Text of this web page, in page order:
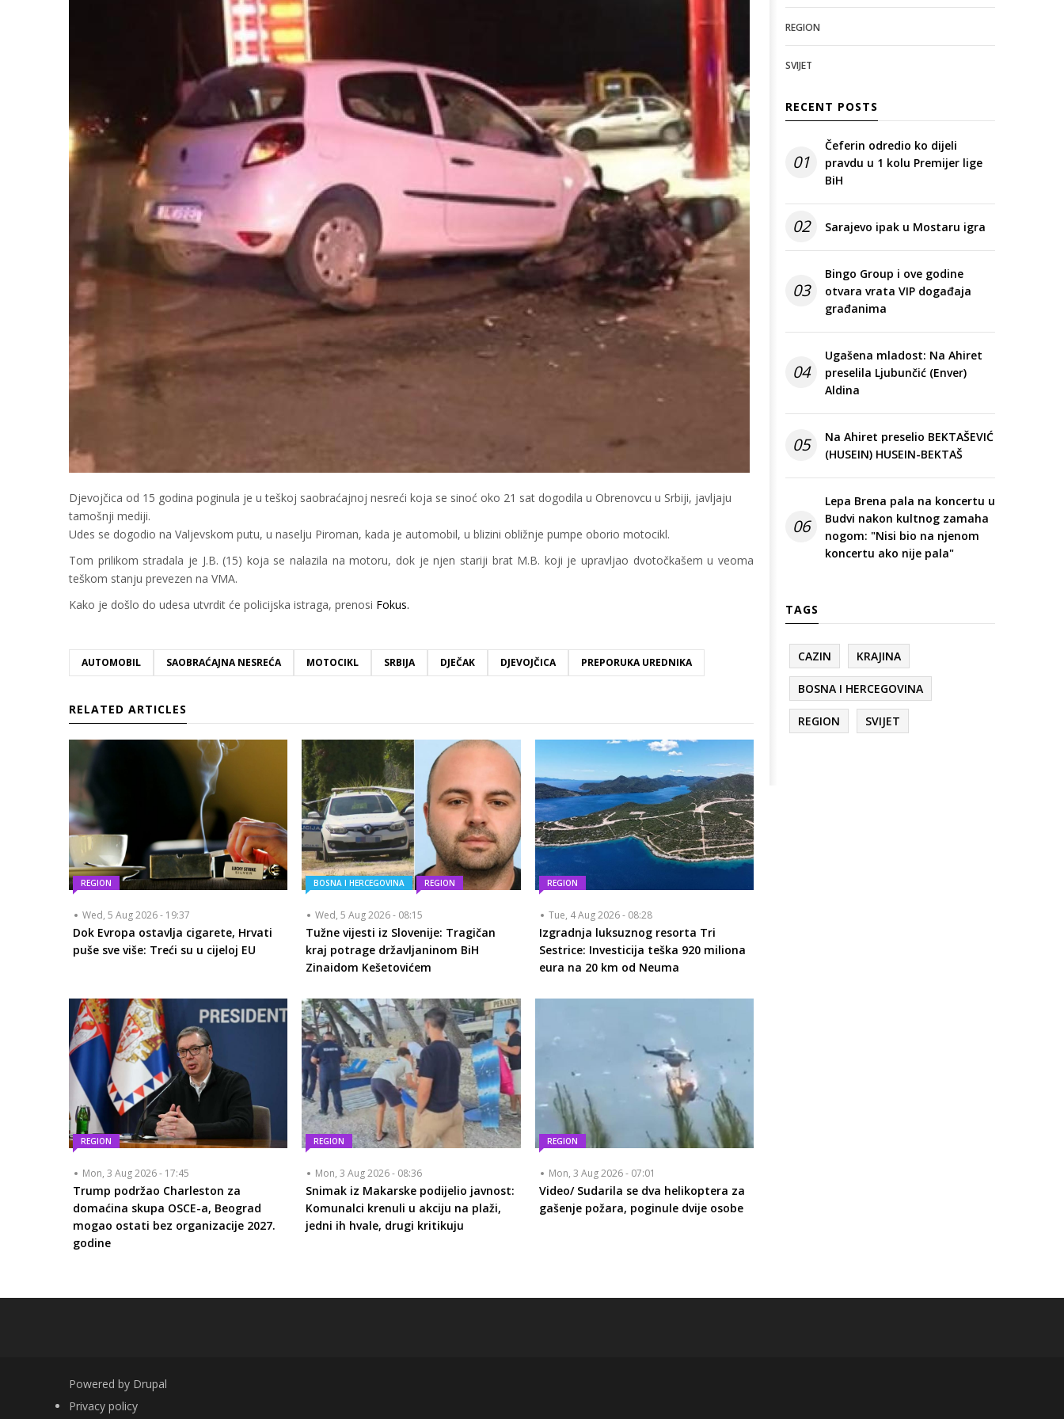
Djevojčica od 15 godina poginula je u teškoj saobraćajnoj nesreći koja se sinoć oko 21 sat dogodila u Obrenovcu u Srbiji, javljaju
tamošnji mediji.
Udes se dogodio na Valjevskom putu, u naselju Piroman, kada je automobil, u blizini obližnje pumpe oborio motocikl.
Tom prilikom stradala je J.B. (15) koja se nalazila na motoru, dok je njen stariji brat M.B. koji je upravljao dvotočkašem u veoma
teškom stanju prevezen na VMA.
Kako je došlo do udesa utvrdit će policijska istraga, prenosi Fokus.
AUTOMOBIL SAOBRAĆAJNA NESREĆA MOTOCIKL SRBIJA DJEČAK DJEVOJČICA PREPORUKA UREDNIKA
RELATED ARTICLES
REGION
Wed, 5 Aug 2026 - 19:37
Dok Evropa ostavlja cigarete, Hrvati
puše sve više: Treći su u cijeloj EU
BOSNA I HERCEGOVINA REGION
Wed, 5 Aug 2026 - 08:15
Tužne vijesti iz Slovenije: Tragičan
kraj potrage državljaninom BiH
Zinaidom Kešetovićem
REGION
Tue, 4 Aug 2026 - 08:28
Izgradnja luksuznog resorta Tri
Sestrice: Investicija teška 920 miliona
eura na 20 km od Neuma
REGION
Mon, 3 Aug 2026 - 17:45
Trump podržao Charleston za
domaćina skupa OSCE-a, Beograd
mogao ostati bez organizacije 2027.
godine
REGION
Mon, 3 Aug 2026 - 08:36
Snimak iz Makarske podijelio javnost:
Komunalci krenuli u akciju na plaži,
jedni ih hvale, drugi kritikuju
REGION
Mon, 3 Aug 2026 - 07:01
Video/ Sudarila se dva helikoptera za
gašenje požara, poginule dvije osobe
REGION
SVIJET
RECENT POSTS
01
Čeferin odredio ko dijeli
pravdu u 1 kolu Premijer lige
BiH
02 Sarajevo ipak u Mostaru igra
03
Bingo Group i ove godine
otvara vrata VIP događaja
građanima
04
Ugašena mladost: Na Ahiret
preselila Ljubunčić (Enver)
Aldina
05
Na Ahiret preselio BEKTAŠEVIĆ
(HUSEIN) HUSEIN-BEKTAŠ
06
Lepa Brena pala na koncertu u
Budvi nakon kultnog zamaha
nogom: "Nisi bio na njenom
koncertu ako nije pala"
TAGS
CAZIN KRAJINA
BOSNA I HERCEGOVINA
REGION SVIJET
Powered by Drupal
FOOTER
Privacy policy